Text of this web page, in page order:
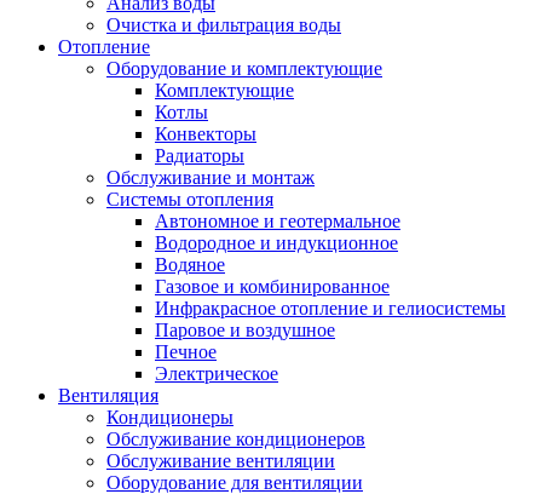
Очистка и фильтрация воды
Отопление
Оборудование и комплектующие
Комплектующие
Котлы
Конвекторы
Радиаторы
Обслуживание и монтаж
Системы отопления
Автономное и геотермальное
Водородное и индукционное
Водяное
Газовое и комбинированное
Инфракрасное отопление и гелиосистемы
Паровое и воздушное
Печное
Электрическое
Вентиляция
Кондиционеры
Обслуживание кондиционеров
Обслуживание вентиляции
Оборудование для вентиляции